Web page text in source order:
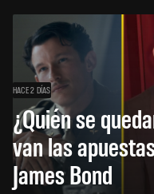
HACE 2 DÍAS
¿Quién se
van las
James Bond